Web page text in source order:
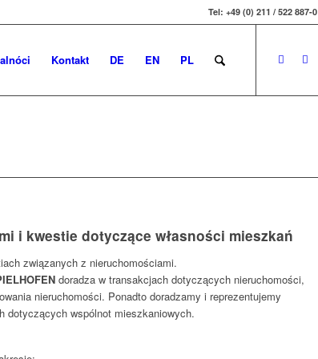
Tel: +49 (0) 211 / 522 887-0
Kontakt DE EN PL
i kwestie dotyczące własności mieszkań
związanych z nieruchomościami.
doradza w transakcjach dotyczących nieruchomości,
nieruchomości. Ponadto doradzamy i reprezentujemy
dotyczących wspólnot mieszkaniowych.